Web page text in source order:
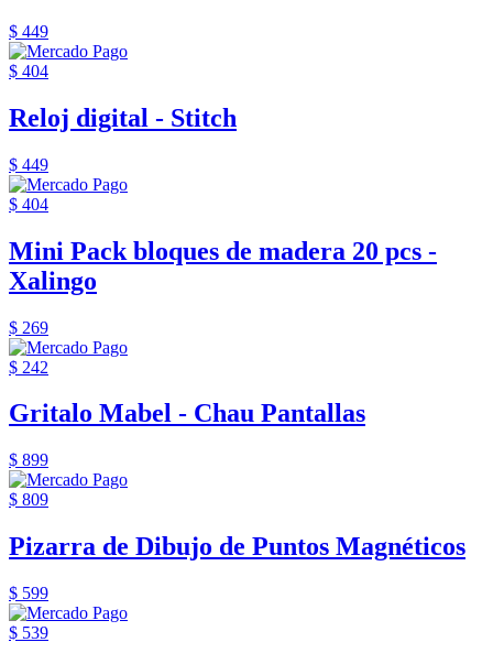
$ 449
$ 404
Reloj digital - Stitch
$ 449
$ 404
Mini Pack bloques de madera 20 pcs -
Xalingo
$ 269
$ 242
Gritalo Mabel - Chau Pantallas
$ 899
$ 809
Pizarra de Dibujo de Puntos Magnéticos
$ 599
$ 539